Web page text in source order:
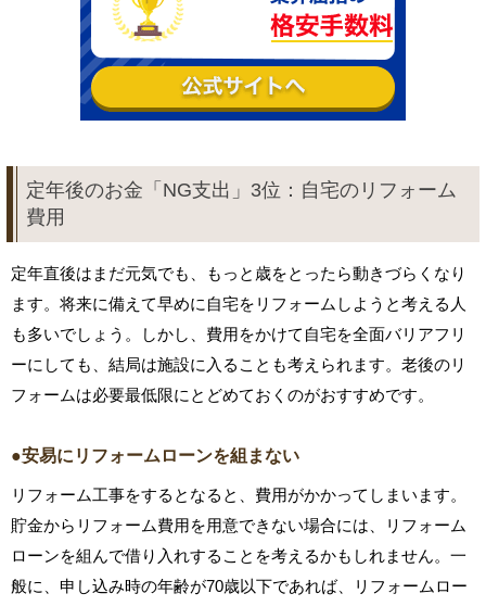
定年後のお金「NG支出」3位：自宅のリフォーム
費用
定年直後はまだ元気でも、もっと歳をとったら動きづらくなり
ます。将来に備えて早めに自宅をリフォームしようと考える人
も多いでしょう。しかし、費用をかけて自宅を全面バリアフリ
ーにしても、結局は施設に入ることも考えられます。老後のリ
フォームは必要最低限にとどめておくのがおすすめです。
●安易にリフォームローンを組まない
リフォーム工事をするとなると、費用がかかってしまいます。
貯金からリフォーム費用を用意できない場合には、リフォーム
ローンを組んで借り入れすることを考えるかもしれません。一
般に、申し込み時の年齢が70歳以下であれば、リフォームロー